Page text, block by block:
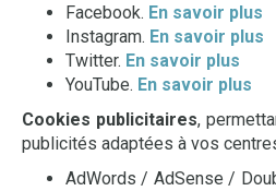
Facebook. En savoir plus
Instagram. En savoir plus
Twitter. En savoir plus
YouTube. En savoir plus
Cookies publicitaires,
publicités adaptées à vos
AdWords / AdSense /